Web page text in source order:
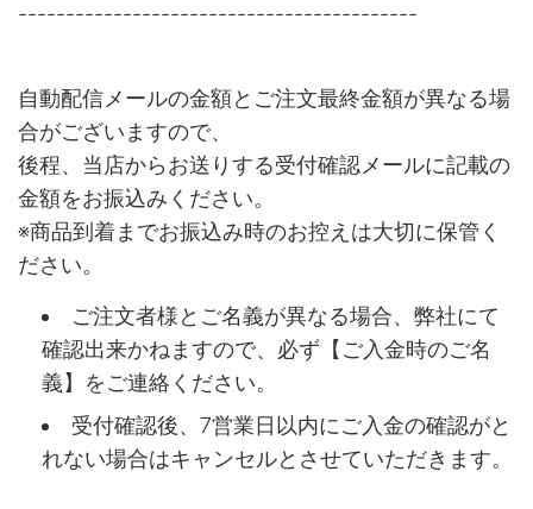
------------------------------------------
自動配信メールの金額とご注文最終金額が異なる場
合がございますので、
後程、当店からお送りする受付確認メールに記載の
金額をお振込みください。
※商品到着までお振込み時のお控えは大切に保管く
ださい。
ご注文者様とご名義が異なる場合、弊社にて
確認出来かねますので、必ず【ご入金時のご名
義】をご連絡ください。
受付確認後、7営業日以内にご入金の確認がと
れない場合はキャンセルとさせていただきます。